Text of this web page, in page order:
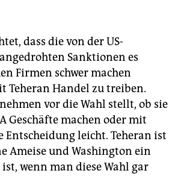
dass die von der US-
Sanktionen es
Firmen schwer machen
Teheran Handel zu treiben.
vor die Wahl stellt, ob sie
Geschäfte machen oder mit
leicht. ­Teheran ist
Ameise und ­Washington ein
wenn man diese Wahl gar